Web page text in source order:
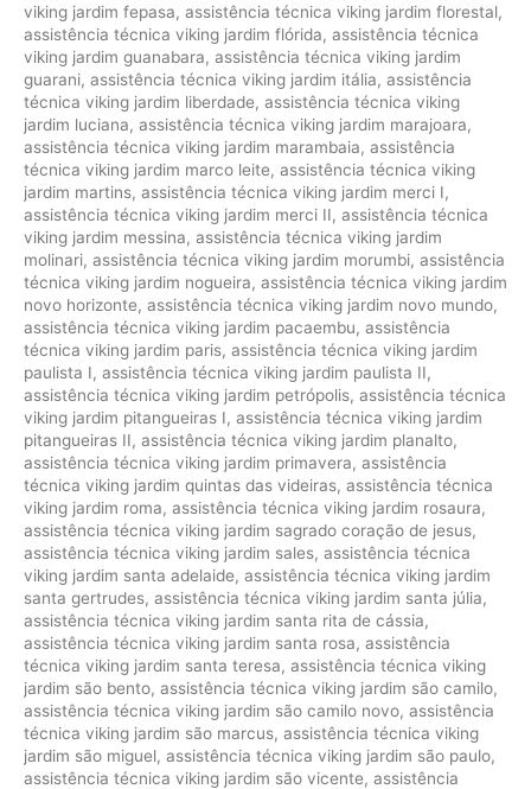
viking jardim fepasa, assistência técnica viking jardim florestal,
assistência técnica viking jardim flórida, assistência técnica
viking jardim guanabara, assistência técnica viking jardim
guarani, assistência técnica viking jardim itália, assistência
técnica viking jardim liberdade, assistência técnica viking
jardim luciana, assistência técnica viking jardim marajoara,
assistência técnica viking jardim marambaia, assistência
técnica viking jardim marco leite, assistência técnica viking
jardim martins, assistência técnica viking jardim merci I,
assistência técnica viking jardim merci II, assistência técnica
viking jardim messina, assistência técnica viking jardim
molinari, assistência técnica viking jardim morumbi, assistência
técnica viking jardim nogueira, assistência técnica viking jardim
novo horizonte, assistência técnica viking jardim novo mundo,
assistência técnica viking jardim pacaembu, assistência
técnica viking jardim paris, assistência técnica viking jardim
paulista I, assistência técnica viking jardim paulista II,
assistência técnica viking jardim petrópolis, assistência técnica
viking jardim pitangueiras I, assistência técnica viking jardim
pitangueiras II, assistência técnica viking jardim planalto,
assistência técnica viking jardim primavera, assistência
técnica viking jardim quintas das videiras, assistência técnica
viking jardim roma, assistência técnica viking jardim rosaura,
assistência técnica viking jardim sagrado coração de jesus,
assistência técnica viking jardim sales, assistência técnica
viking jardim santa adelaide, assistência técnica viking jardim
santa gertrudes, assistência técnica viking jardim santa júlia,
assistência técnica viking jardim santa rita de cássia,
assistência técnica viking jardim santa rosa, assistência
técnica viking jardim santa teresa, assistência técnica viking
jardim são bento, assistência técnica viking jardim são camilo,
assistência técnica viking jardim são camilo novo, assistência
técnica viking jardim são marcus, assistência técnica viking
jardim são miguel, assistência técnica viking jardim são paulo,
assistência técnica viking jardim são vicente, assistência